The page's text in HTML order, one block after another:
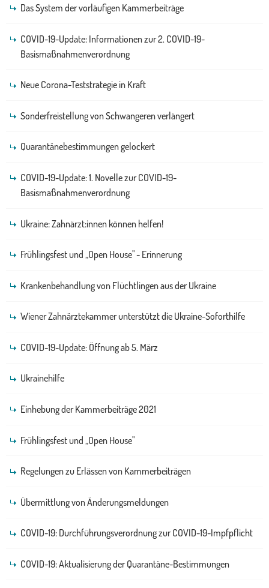
Das System der vorläufigen Kammerbeiträge
COVID-19-Update: Informationen zur 2. COVID-19-
Basismaßnahmenverordnung
Neue Corona-Teststrategie in Kraft
Sonderfreistellung von Schwangeren verlängert
Quarantänebestimmungen gelockert
COVID-19-Update: 1. Novelle zur COVID-19-
Basismaßnahmenverordnung
Ukraine: Zahnärzt:innen können helfen!
Frühlingsfest und „Open House" - Erinnerung
Krankenbehandlung von Flüchtlingen aus der Ukraine
Wiener Zahnärztekammer unterstützt die Ukraine-Soforthilfe
COVID-19-Update: Öffnung ab 5. März
Ukrainehilfe
Einhebung der Kammerbeiträge 2021
Frühlingsfest und „Open House"
Regelungen zu Erlässen von Kammerbeiträgen
Übermittlung von Änderungsmeldungen
COVID-19: Durchführungsverordnung zur COVID-19-Impfpflicht
COVID-19: Aktualisierung der Quarantäne-Bestimmungen